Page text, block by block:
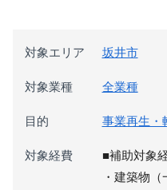
対象エリア 坂井市
対象業種 全業種
目的 事業再生・
対象経費
■補助対象
・建築物